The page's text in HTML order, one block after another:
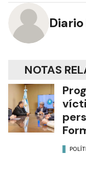
NOTAS